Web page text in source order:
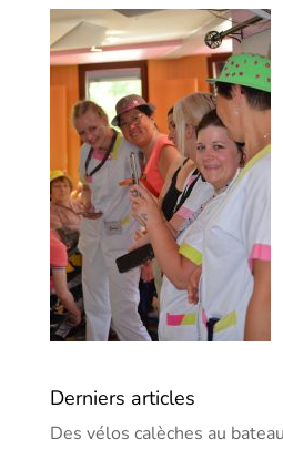
Derniers articles
Des vélos calèches au